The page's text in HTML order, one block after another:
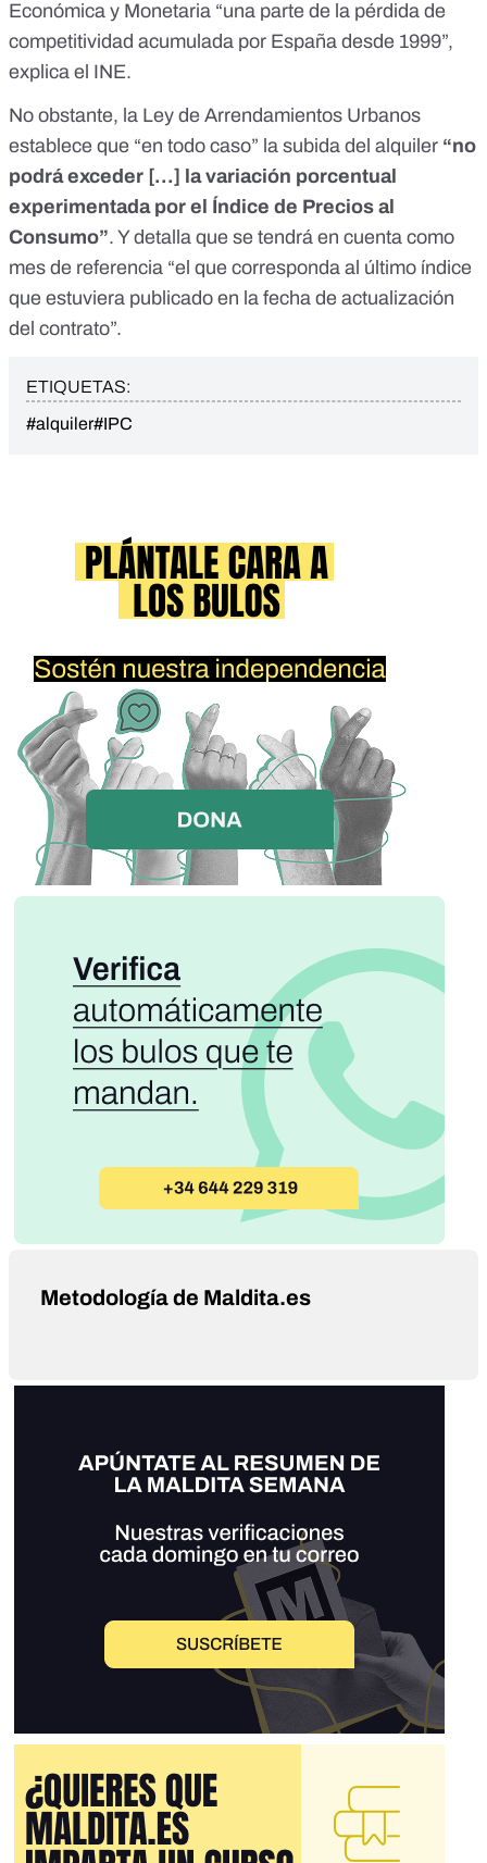
Económica y Monetaria “una parte de la pérdida de
competitividad acumulada por España desde 1999”,
explica el INE.
No obstante, la Ley de Arrendamientos Urbanos
establece que “en todo caso” la subida del alquiler “no
podrá exceder [...] la variación porcentual
experimentada por el Índice de Precios al
Consumo”. Y detalla que se tendrá en cuenta como
mes de referencia “el que corresponda al último índice
que estuviera publicado en la fecha de actualización
del contrato”.
ETIQUETAS:
#alquiler#IPC
Metodología de Maldita.es